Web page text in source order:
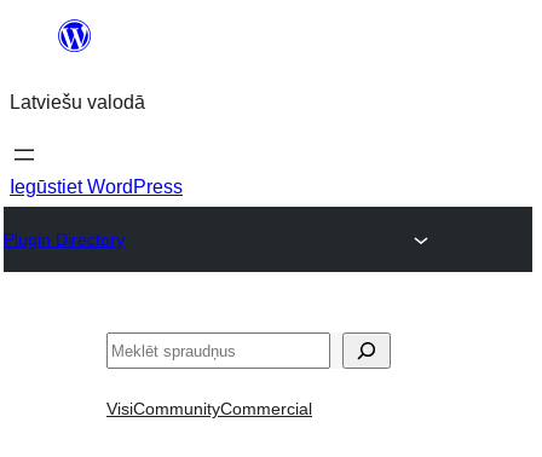
Pāriet
saturu
Latviešu valodā
Iegūstiet WordPress
Plugin Directory
Meklēt
VisiCommunityCommercial